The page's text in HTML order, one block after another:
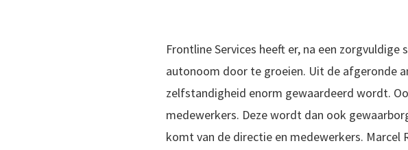
Frontline Services heeft er, na een
autonoom door te groeien. Uit de afgeronde
zelfstandigheid enorm gewaardeerd wordt.
medewerkers. Deze wordt dan ook
komt van de directie en medewerkers. Marcel